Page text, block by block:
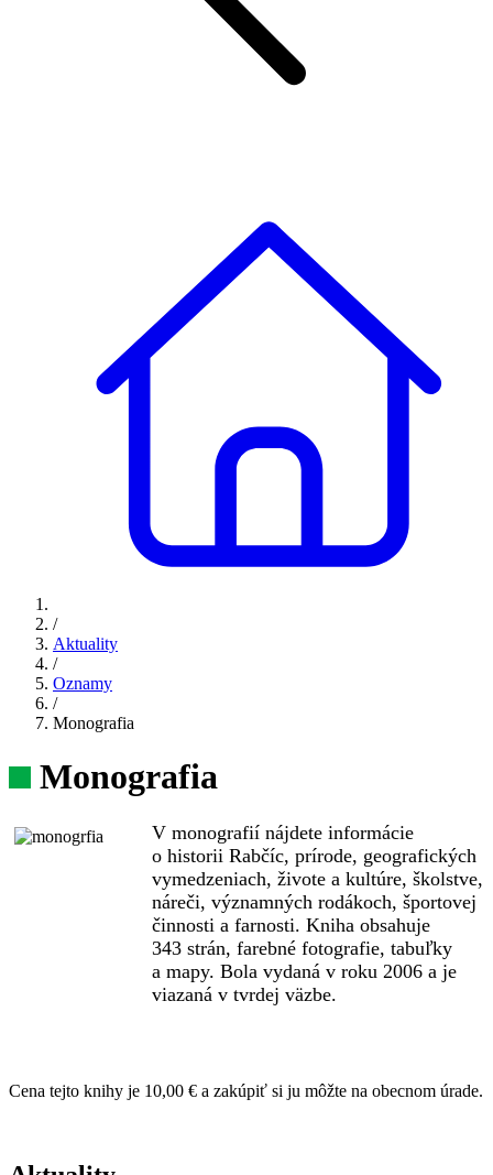
/
Aktuality
/
Oznamy
/
Monografia
Monografia
V monografií nájdete informácie
o historii Rabčíc, prírode, geografických
vymedzeniach, živote a kultúre, školstve,
náreči, významných rodákoch, športovej
činnosti a farnosti. Kniha obsahuje
343 strán, farebné fotografie, tabuľky
a mapy. Bola vydaná v roku 2006 a je
viazaná v tvrdej väzbe.
Cena tejto knihy je 10,00 € a zakúpiť si ju môžte na obecnom úrade.